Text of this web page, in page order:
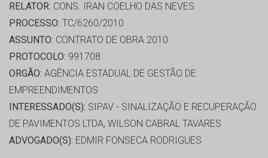
RELATOR: CONS. IRAN COELHO DAS NEVES
PROCESSO: TC/6260/2010
ASSUNTO: CONTRATO DE OBRA 2010
PROTOCOLO: 991708
ORGÃO: AGÊNCIA ESTADUAL DE GESTÃO DE
EMPREENDIMENTOS
INTERESSADO(S): SIPAV - SINALIZAÇÃO E RECUPERAÇÃO
DE PAVIMENTOS LTDA, WILSON CABRAL TAVARES
ADVOGADO(S): EDMIR FONSECA RODRIGUES